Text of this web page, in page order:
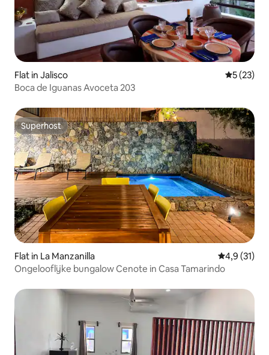
Flat in Jalisco
5 (23)
Boca de Iguanas Avoceta 203
Superhost
Superhost
Flat in La Manzanilla
4,9 (31)
Ongelooflijke bungalow Cenote in Casa Tamarindo